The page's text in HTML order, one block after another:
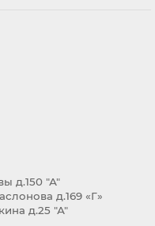
д.150 "А"
д.169 «Г»
д.25 "А"